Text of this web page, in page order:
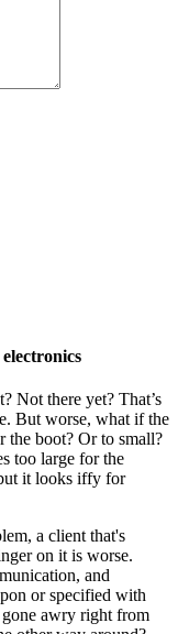
Not there yet? That’s
But worse, what if the
the boot? Or to small?
too large for the
it looks iffy for
a client that's
on it is worse.
and
or specified with
awry right from